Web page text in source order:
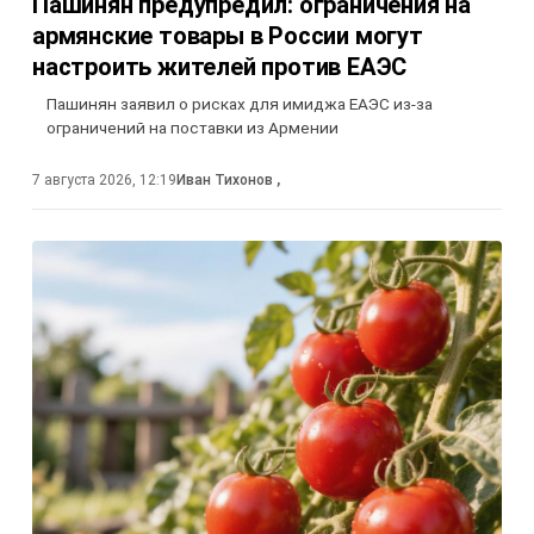
армянские товары в России могут
настроить жителей против ЕАЭС
Пашинян заявил о рисках для имиджа ЕАЭС из-за
ограничений на поставки из Армении
7 августа 2026, 12:19 Иван Тихонов ,